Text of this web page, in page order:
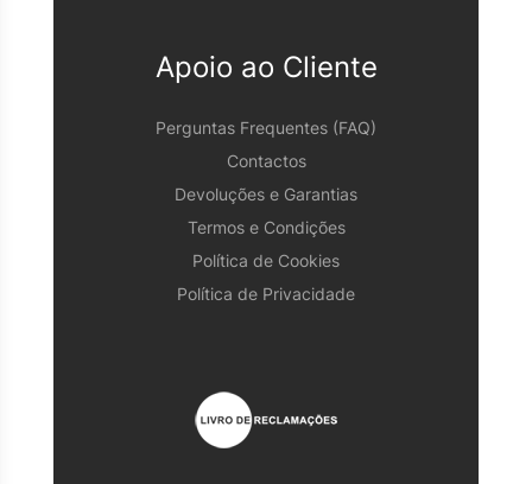
Apoio ao Cliente
Perguntas Frequentes (FAQ)
Contactos
Devoluções e Garantias
Termos e Condições
Política de Cookies
Política de Privacidade